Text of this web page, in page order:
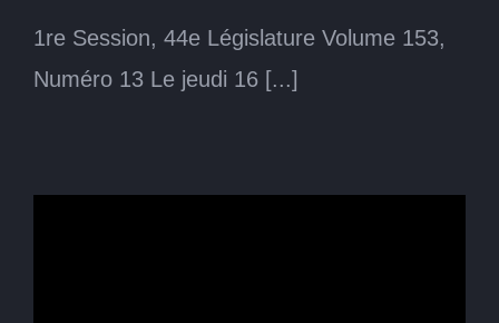
1re Session, 44e Législature Volume 153,
Numéro 13 Le jeudi 16 [...]